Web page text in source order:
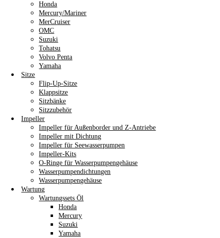
Honda
Mercury/Mariner
MerCruiser
OMC
Suzuki
Tohatsu
Volvo Penta
Yamaha
Sitze
Flip-Up-Sitze
Klappsitze
Sitzbänke
Sitzzubehör
Impeller
Impeller für Außenborder und Z-Antriebe
Impeller mit Dichtung
Impeller für Seewasserpumpen
Impeller-Kits
O-Ringe für Wasserpumpengehäuse
Wasserpumpendichtungen
Wasserpumpengehäuse
Wartung
Wartungssets Öl
Honda
Mercury
Suzuki
Yamaha